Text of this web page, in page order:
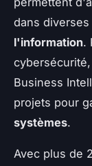
dans
l'information.
Business
projets pour
systèmes.
Avec plus de